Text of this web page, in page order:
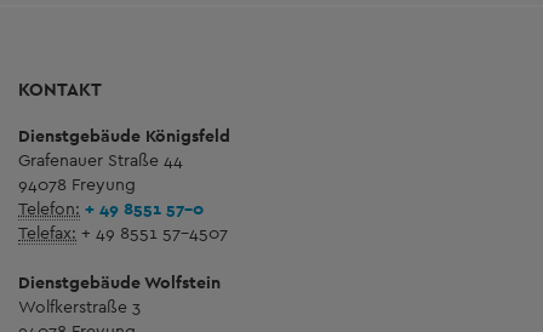
KONTAKT
Dienstgebäude Königsfeld
Grafenauer Straße 44
94078 Freyung
Telefon: + 49 8551 57-0
Telefax: + 49 8551 57-4507
Dienstgebäude Wolfstein
Wolfkerstraße 3